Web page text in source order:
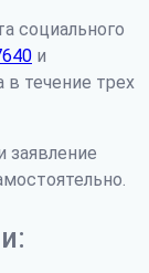
социального
и
течение трех
заявление